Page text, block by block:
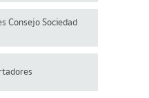
Consejo Sociedad